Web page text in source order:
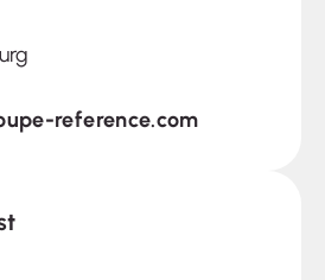
reference.com